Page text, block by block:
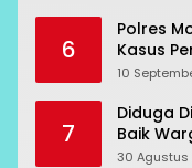
6
Polres
Kasus
10
7
Diduga
Baik
Oknum
30 Agustus